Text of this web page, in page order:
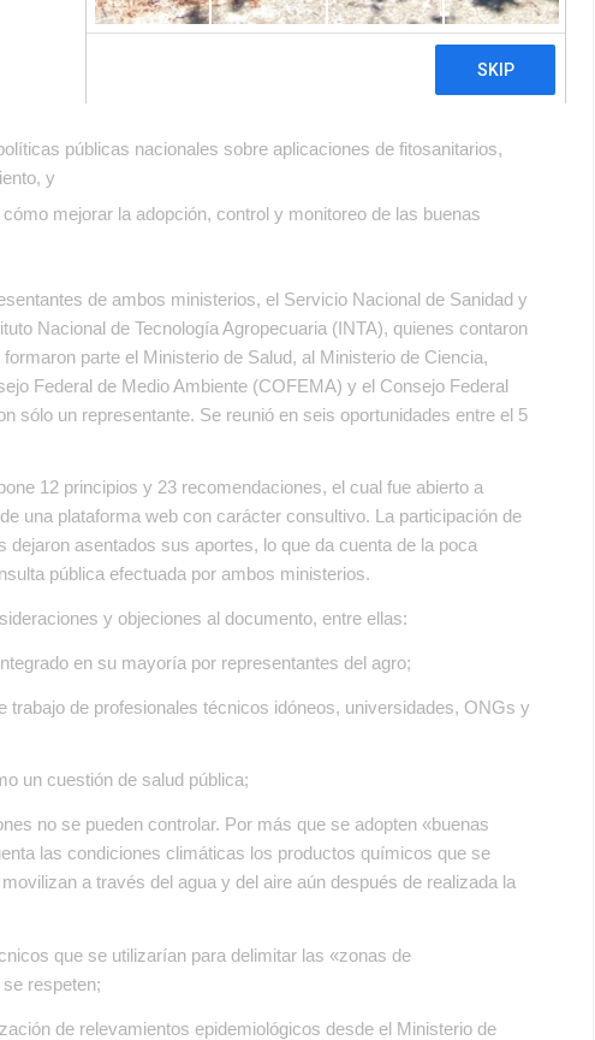
públicas nacionales sobre aplicaciones de fitosanitarios,
y
mejorar la adopción, control y monitoreo de las buenas
de ambos ministerios, el Servicio Nacional de Sanidad y
Nacional de Tecnología Agropecuaria (INTA), quienes contaron
parte el Ministerio de Salud, al Ministerio de Ciencia,
Federal de Medio Ambiente (COFEMA) y el Consejo Federal
sólo un representante. Se reunió en seis oportunidades entre el 5
12 principios y 23 recomendaciones, el cual fue abierto a
una plataforma web con carácter consultivo. La participación de
asentados sus aportes, lo que da cuenta de la poca
pública efectuada por ambos ministerios.
y objeciones al documento, entre ellas:
en su mayoría por representantes del agro;
trabajo de profesionales técnicos idóneos, universidades, ONGs y
un cuestión de salud pública;
no se pueden controlar. Por más que se adopten «buenas
las condiciones climáticas los productos químicos que se
a través del agua y del aire aún después de realizada la
que se utilizarían para delimitar las «zonas de
respeten;
de relevamientos epidemiológicos desde el Ministerio de